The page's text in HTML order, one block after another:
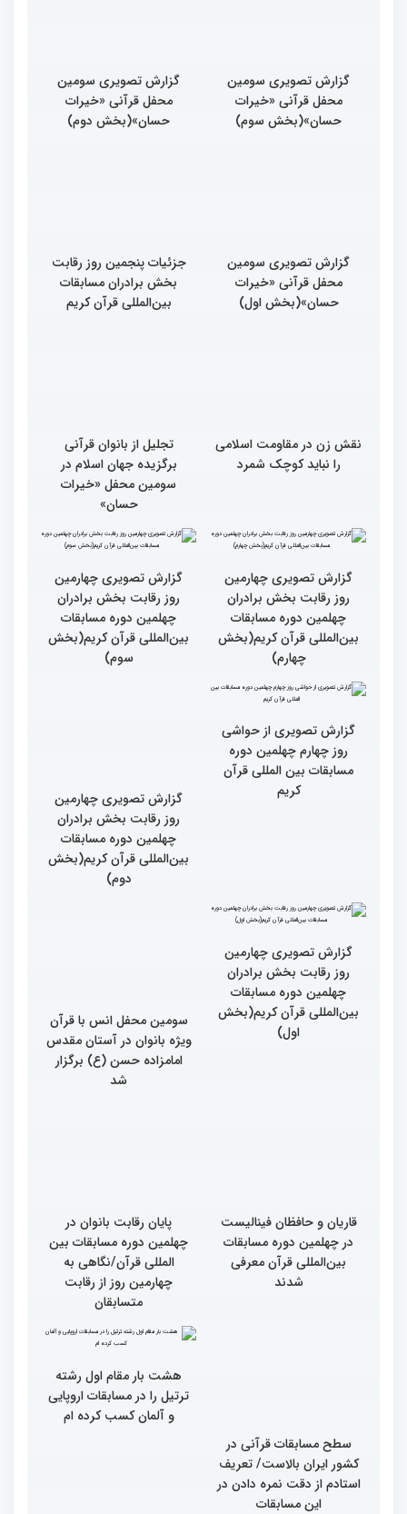
گزارش تصویری سومین
محفل قرآنی «خیرات
حسان»(بخش سوم)
گزارش تصویری سومین
محفل قرآنی «خیرات
حسان»(بخش دوم)
گزارش تصویری سومین
محفل قرآنی «خیرات
حسان»(بخش اول)
جزئیات پنجمین روز رقابت
بخش برادران مسابقات
بین‌المللی قرآن کریم
نقش زن در مقاومت اسلامی
را نباید کوچک شمرد
تجلیل از بانوان قرآنی
برگزیده جهان اسلام در
سومین محفل «خیرات
حسان»
گزارش تصویری چهارمین
روز رقابت بخش برادران
چهلمین دوره مسابقات
بین‌المللی قرآن کریم(بخش
چهارم)
گزارش تصویری چهارمین
روز رقابت بخش برادران
چهلمین دوره مسابقات
بین‌المللی قرآن کریم(بخش
سوم)
گزارش تصویری از حواشی
گزارش تصویری چهارمین
روز رقابت بخش برادران
سومین محفل انس با قرآن
پایان رقابت بانوان در
چهلمین دوره مسابقات بین
المللی قرآن/نگاهی به
چهارمین روز از رقابت
متسابقان